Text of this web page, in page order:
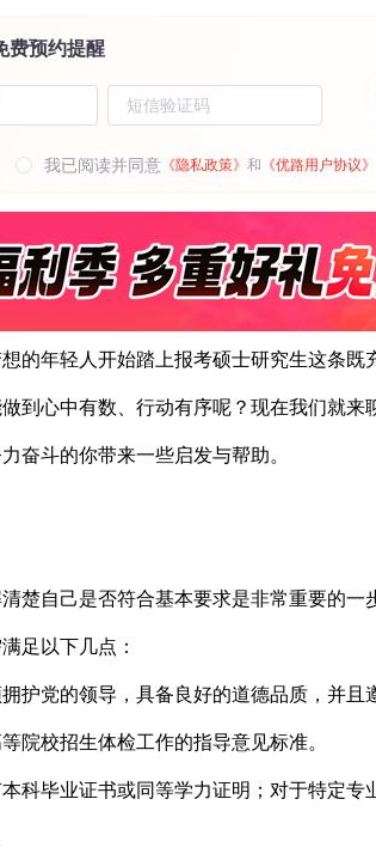
费预约提醒
我已阅读并同意 《隐私政策》 和 《优路用户协议》
的年轻人开始踏上报考硕士研究生这条既
到心中有数、行动有序呢？现在我们就
奋斗的你带来一些启发与帮助。
楚自己是否符合基本要求是非常重要的一
足以下几点：
护党的领导，具备良好的道德品质，并且
院校招生体检工作的指导意见标准。
科毕业证书或同等学力证明；对于特定专